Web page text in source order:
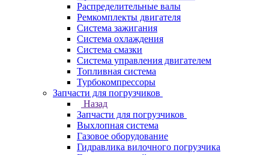
Распределительные валы
Ремкомплекты двигателя
Система зажигания
Система охлаждения
Система смазки
Система управления двигателем
Топливная система
Турбокомпрессоры
Запчасти для погрузчиков
Назад
Запчасти для погрузчиков
Выхлопная система
Газовое оборудование
Гидравлика вилочного погрузчика